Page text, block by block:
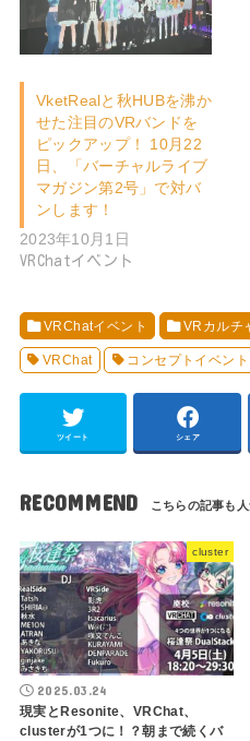
VketRealと秋HUBを沸か
せた注目のVRバンドを
ピックアップ！ 10月22
日、「バーチャルライブ
マガジン第2号」で対バ
ンします！
2023年10月1日
VRChatイベント
VRChatイベント VRカルチ
VRChat コンセプトイベント
ツイート シェア
RECOMMEND
cluster
2025.03.24
現実とResonite、VRChat、
clusterが1つに！？朝まで続くバ